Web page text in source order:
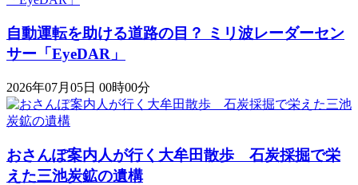
自動運転を助ける道路の目？ ミリ波レーダーセン
サー「EyeDAR」
2026年07月05日 00時00分
おさんぽ案内人が行く大牟田散歩 石炭採掘で栄
えた三池炭鉱の遺構